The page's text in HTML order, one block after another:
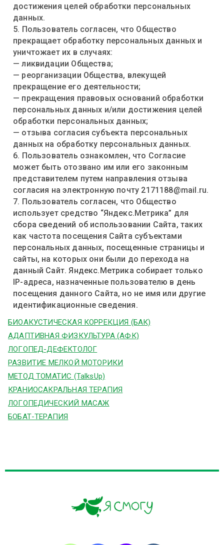
достижения целей обработки персональных
данных.
5. Пользователь согласен, что Общество
прекращает обработку персональных данных и
уничтожает их в случаях:
— ликвидации Общества;
— реорганизации Общества, влекущей
прекращение его деятельности;
— прекращения правовых оснований обработки
персональных данных и/или достижения целей
обработки персональных данных;
— отзыва согласия субъекта персональных
данных на обработку персональных данных.
6. Пользователь ознакомлен, что Согласие
может быть отозвано им или его законным
представителем путем направления отзыва
согласия на электронную почту 2171188@mail.ru.
7. Пользователь согласен, что Общество
использует средство “Яндекс.Метрика” для
сбора сведений об использовании Сайта, таких
как частота посещения Сайта субъектами
персональных данных, посещенные страницы и
сайты, на которых они были до перехода на
данный Сайт. Яндекс.Метрика собирает только
IP-адреса, назначенные пользователю в день
посещения данного Сайта, но не имя или другие
идентификационные сведения.
БИОАКУСТИЧЕСКАЯ КОРРЕКЦИЯ (БАК)
АДАПТИВНАЯ ФИЗКУЛЬТУРА (АФК)
ЛОГОПЕД-ДЕФЕКТОЛОГ
РАЗВИТИЕ МЕЛКОЙ МОТОРИКИ
МЕТОД ТОМАТИС (TalksUp)
КРАНИОСАКРАЛЬНАЯ ТЕРАПИЯ
ЛОГОПЕДИЧЕСКИЙ МАСАЖ
БОБАТ-ТЕРАПИЯ